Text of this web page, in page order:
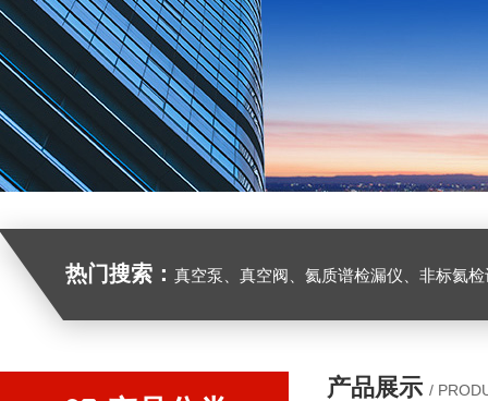
热门搜索： 真空泵、真空阀、氦质谱检漏仪、非标氦检
产品展示 /